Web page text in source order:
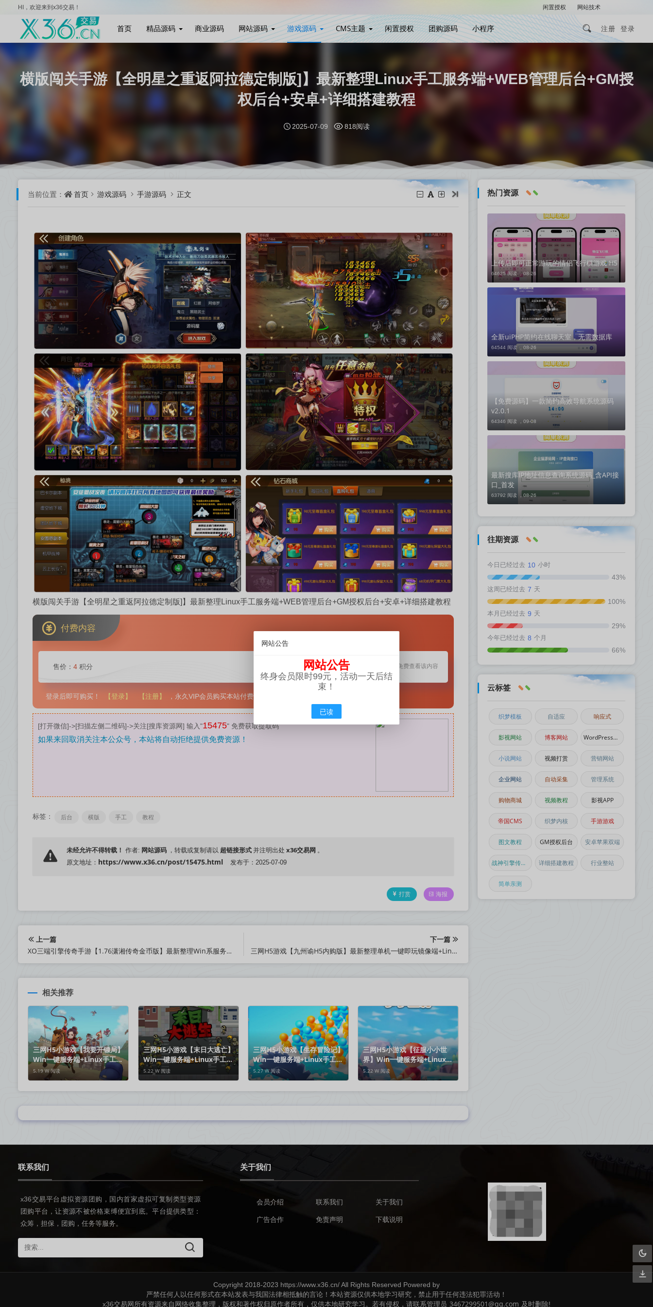
HI，欢迎来到x36交易！ 闲置授权 网站技术
首页 精品源码 商业源码 网站源码 游戏源码 CMS主题 闲置授权 团购源码 小程序 注册 登录
横版闯关手游【全明星之重返阿拉德定制版]】最新整理Linux手工服务端+WEB管理后台+GM授
权后台+安卓+详细搭建教程
2025-07-09 818阅读
当前位置： 首页 游戏源码 手游源码 正文
横版闯关手游【全明星之重返阿拉德定制版]】最新整理Linux手工服务端+WEB管理后台+GM授权后台+安卓+详细搭建教程
付费内容
售价： 4 积分 开通永久VIP 或更高级的会员可免费查看该内容
登录后即可购买！ 【登录】 【注册】 ，永久VIP会员购买本站付费资源折扣优惠！
[打开微信]->[扫描左侧二维码]->关注[搜库资源网] 输入"15475" 免费获取提取码
如果来回取消关注本公众号，本站将自动拒绝提供免费资源！
标签： 后台 横版 手工 教程
未经允许不得转载！ 作者: 网站源码 ，转载或复制请以 超链接形式 并注明出处 x36交易网 。
原文地址： https://www.x36.cn/post/15475.html 发布于：2025-07-09
打赏 海报
上一篇
XO三端引擎传奇手游【1.76潇湘传奇金币版】最新整理Win系服务端+PC安卓苹果三端+加密工具+详细搭建教程
下一篇
三网H5游戏【九州谕H5内购版】最新整理单机一键即玩镜像端+Linux手工服务端+GM授权后台+简易安卓客户端+详细搭建教程
相关推荐
三网H5小游戏【我要开镖局】
Win一键服务端+Linux手工服
务端+视频架设教程
5.19 W 阅读
三网H5小游戏【末日大逃亡】
Win一键服务端+Linux手工服
务端+视频架设教程
5.22 W 阅读
三网H5小游戏【生存冒险记】
Win一键服务端+Linux手工服
务端+视频架设教程
5.27 W 阅读
三网H5小游戏【征服小小世
界】Win一键服务端+Linux手
工服务端+视频架设教程
5.22 W 阅读
热门资源
上传后即可正常游玩的情侣飞行棋游戏 H5
64625 阅读 ，08-26
全新uiPHP简约在线聊天室，无需数据库
64544 阅读 ，08-26
【免费源码】一款简约高效导航系统源码
v2.0.1
64346 阅读 ， 09-08
最新搜库IP地址信息查询系统源码_含API接
口_首发
63792 阅读 ， 08-26
往期资源
今日已经过去 10 小时
43%
这周已经过去 7 天
100%
本月已经过去 9 天
29%
今年已经过去 8 个月
66%
云标签
织梦模板 自适应 响应式
影视网站 博客网站 WordPress主题
小说网站 视频打赏 营销网站
企业网站 自动采集 管理系统
购物商城 视频教程 影视APP
帝国CMS 织梦内核 手游游戏
图文教程 GM授权后台 安卓苹果双端
战神引擎传奇手游 详细搭建教程 行业整站
简单亲测
联系我们
x36交易平台虚拟资源团购，国内首家虚拟可复制类型资源
团购平台，让资源不被价格束缚便宜到底。平台提供类型：
众筹，担保，团购，任务等服务。
关于我们
会员介绍 联系我们
关于我们
广告合作
免责声明 下载说明
Copyright 2018-2023 https://www.x36.cn/ All Rights Reserved Powered by
严禁任何人以任何形式在本站发表与我国法律相抵触的言论！本站资源仅供本地学习研究，禁止用于任何违法犯罪活动！
x36交易网所有资源来自网络收集整理，版权和著作权归原作者所有，仅供本地研究学习。若有侵权，请联系管理员 3467299501@qq.com 及时删除!
网站公告
网站公告
终身会员限时99元，活动一天后结
束！
已读